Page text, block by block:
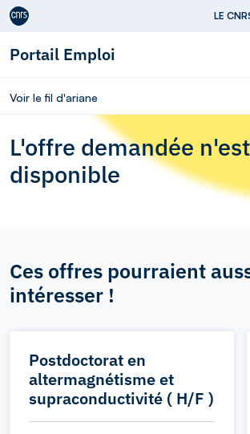
Aller au contenu LE
Portail Emploi
Voir le fil d'ariane
L'offre demandée
disponible
Ces offres pourraient
intéresser !
Postdoctorat en
altermagnétisme et
supraconductivité ( H/F )